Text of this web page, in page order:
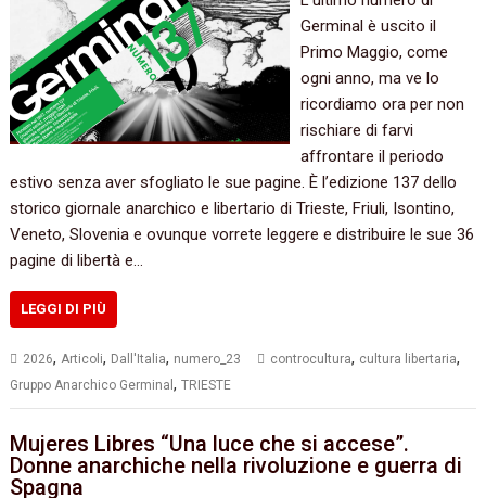
Germinal è uscito il
Primo Maggio, come
ogni anno, ma ve lo
ricordiamo ora per non
rischiare di farvi
affrontare il periodo
estivo senza aver sfogliato le sue pagine. È l’edizione 137 dello
storico giornale anarchico e libertario di Trieste, Friuli, Isontino,
Veneto, Slovenia e ovunque vorrete leggere e distribuire le sue 36
pagine di libertà e…
LEGGI DI PIÙ
2026,Articoli, Dall'Italia, numero_23 controcultura, cultura libertaria,
Gruppo Anarchico Germinal,TRIESTE
Mujeres Libres “Una luce che si accese”.
Donne anarchiche nella rivoluzione e guerra di
Spagna